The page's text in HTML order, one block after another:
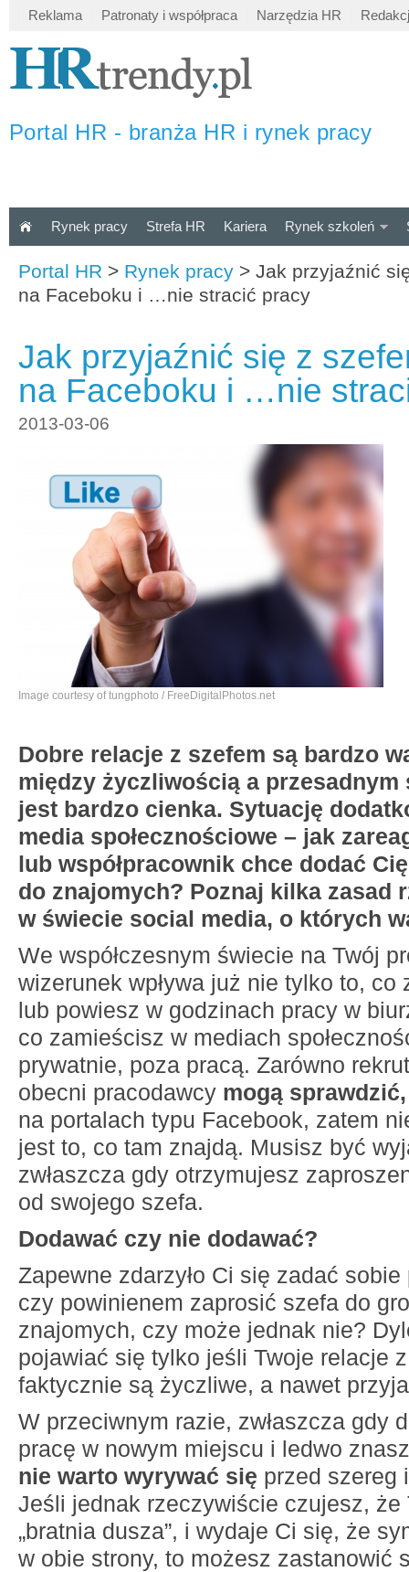
Reklama Patronaty i współpraca Narzędzia HR
Portal HR - branża HR i rynek pracy
Rynek pracy Strefa HR Kariera Rynek szkoleń
Portal HR > Rynek pracy > Jak przyjaźnić
na Faceboku i …nie stracić pracy
Jak przyjaźnić się z
na Faceboku i …nie
2013-03-06
Image courtesy of tungphoto / FreeDigitalPhotos.net
Dobre relacje z szefem są bardzo
między życzliwością a przesadnym
jest bardzo cienka. Sytuację
media społecznościowe – jak
lub współpracownik chce dodać
do znajomych? Poznaj kilka zasad
w świecie social media, o których
We współczesnym świecie na Twój
wizerunek wpływa już nie tylko to, co
lub powiesz w godzinach pracy w
co zamieścisz w mediach
prywatnie, poza pracą. Zarówno
obecni pracodawcy mogą
na portalach typu Facebook, zatem
jest to, co tam znajdą. Musisz być
zwłaszcza gdy otrzymujesz
od swojego szefa.
Dodawać czy nie dodawać?
Zapewne zdarzyło Ci się zadać sobie
czy powinienem zaprosić szefa do
znajomych, czy może jednak nie?
pojawiać się tylko jeśli Twoje relacje
faktycznie są życzliwe, a nawet
W przeciwnym razie, zwłaszcza gdy
pracę w nowym miejscu i ledwo
nie warto wyrywać się przed szereg
Jeśli jednak rzeczywiście czujesz, że
„bratnia dusza”, i wydaje Ci się, że
w obie strony, to możesz zastanowić